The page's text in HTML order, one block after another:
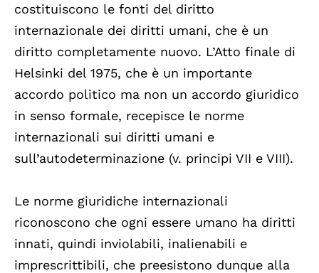
costituiscono le fonti del diritto
internazionale dei diritti umani, che è un
diritto completamente nuovo. L’Atto finale di
Helsinki del 1975, che è un importante
accordo politico ma non un accordo giuridico
in senso formale, recepisce le norme
internazionali sui diritti umani e
sull’autodeterminazione (v. principi VII e VIII).
Le norme giuridiche internazionali
riconoscono che ogni essere umano ha diritti
innati, quindi inviolabili, inalienabili e
imprescrittibili, che preesistono dunque alla